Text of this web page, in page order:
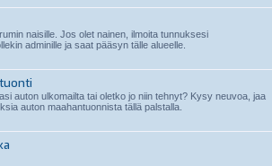
naisille. Jos olet nainen, ilmoita tunnuksesi
adminille ja saat pääsyn tälle alueelle.
auton ulkomailta tai oletko jo niin tehnyt? Kysy neuvoa, jaa
auton maahantuonnista tällä palstalla.